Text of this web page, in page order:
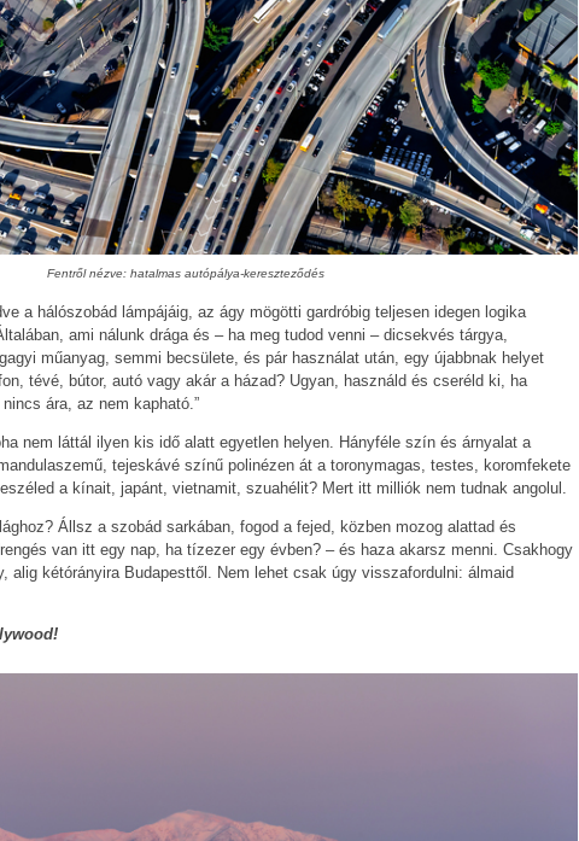
Fentről nézve: hatalmas autópálya-kereszteződés
a hálószobád lámpájáig, az ágy mögötti gardróbig teljesen idegen logika
ami nálunk drága és – ha meg tudod venni – dicsekvés tárgya,
műanyag, semmi becsülete, és pár használat után, egy újabbnak helyet
tévé, bútor, autó vagy akár a házad? Ugyan, használd és cseréld ki, ha
ára, az nem kapható.”
nem láttál ilyen kis idő alatt egyetlen helyen. Hányféle szín és árnyalat a
tejeskávé színű polinézen át a toronymagas, testes, koromfekete
a kínait, japánt, vietnamit, szuahélit? Mert itt milliók nem tudnak angolul.
Állsz a szobád sarkában, fogod a fejed, közben mozog alattad és
van itt egy nap, ha tízezer egy évben? – és haza akarsz menni. Csakhogy
alig kétórányira Budapesttől. Nem lehet csak úgy visszafordulni: álmaid